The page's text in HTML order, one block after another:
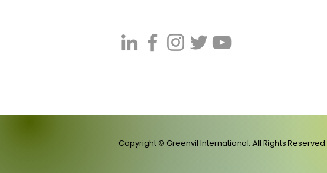
Copyright © Greenvil International. All Rights Reserved.